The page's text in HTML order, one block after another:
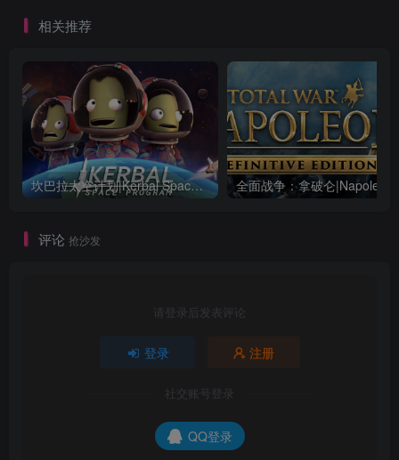
相关推荐
坎巴拉太空计划|Kerbal Space Program|1.12.5.3190|整合全DLC
评论 抢沙发
请登录后发表评论
登录 注册
社交账号登录
QQ登录